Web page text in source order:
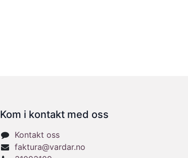
Kom i kontakt med oss
Kontakt oss
faktura@vardar.no